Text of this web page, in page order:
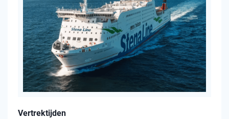
Vertrektijden